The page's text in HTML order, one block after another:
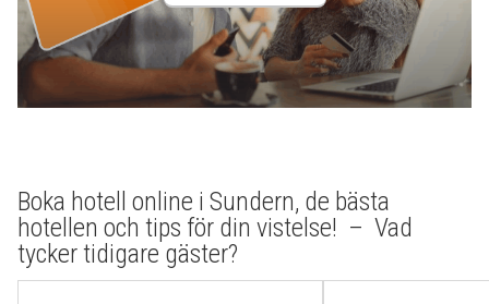
Boka hotell online i Sundern, de bästa
hotellen och tips för din vistelse! – Vad
tycker tidigare gäster?